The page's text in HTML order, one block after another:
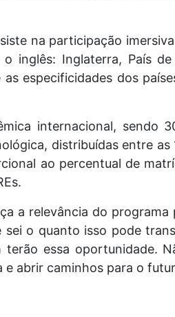
na participação
inglês: Inglaterra, País de
especificidades dos
internacional, sendo
distribuídas entre as
ao percentual de
a relevância do
o quanto isso pode
essa oportunidade.
abrir caminhos para o